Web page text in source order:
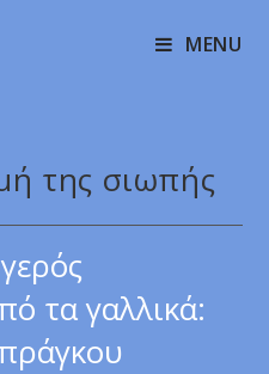
MENU
της σιωπής
τα γαλλικά: